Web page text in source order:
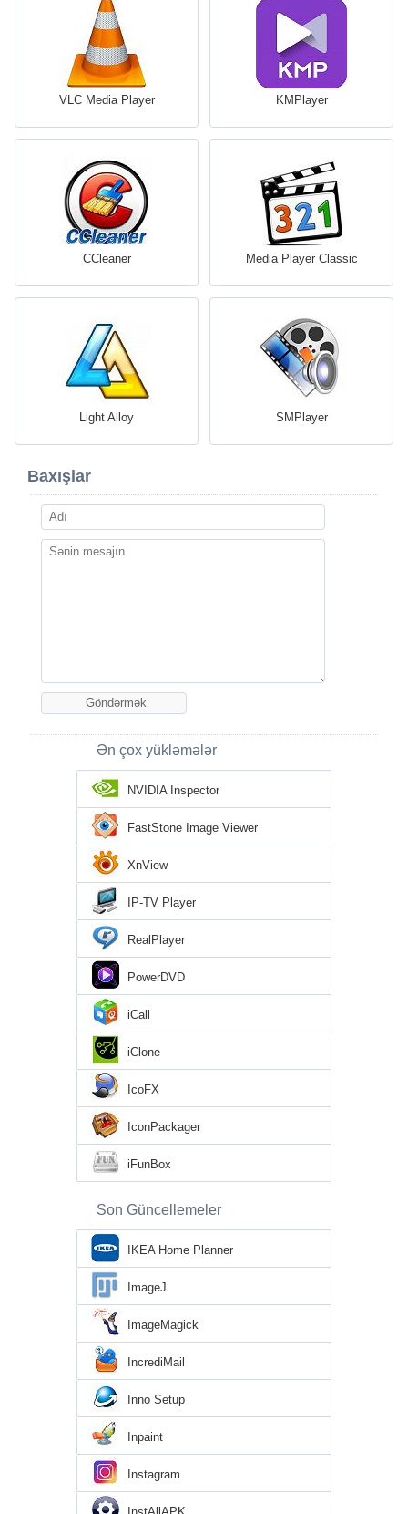
VLC Media Player KMPlayer
CCleaner Media Player Classic
Light Alloy SMPlayer
Baxışlar
Ən çox yükləmələr
NVIDIA Inspector
FastStone Image Viewer
XnView
IP-TV Player
RealPlayer
PowerDVD
iCall
iClone
IcoFX
IconPackager
iFunBox
Son Güncellemeler
IKEA Home Planner
ImageJ
ImageMagick
IncrediMail
Inno Setup
Inpaint
Instagram